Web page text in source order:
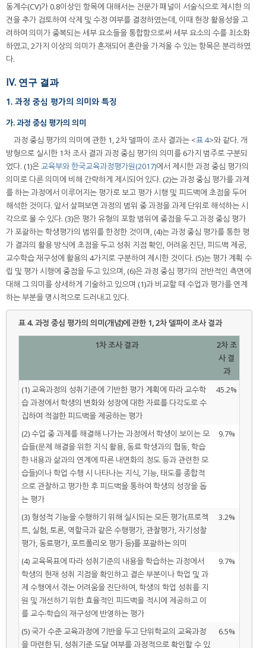
동계수(CV)가 0.8이상인 항목에 대해서는 전문가 패널이 서술식으로 제시한 의
견을 추가 검토하여 삭제 및 수정 여부를 결정하였는데, 이때 현장 활용성을 고
려하여 의미가 중복되는 세부 요소들을 통합함으로써 세부 요소의 수를 최소화
하였고, 2가지 이상의 의미가 혼재되어 혼란을 가져올 수 있는 항목은 분리하였
다.
IV. 연구 결과
1. 과정 중심 평가의 의미와 특징
가. 과정 중심 평가의 의미
과정 중심 평가의 의미에 관한 1, 2차 델파이 조사 결과는 <표 4>와 같다. 개
방형으로 실시한 1차 조사 결과 과정 중심 평가의 의미를 6가지 범주로 구분되
었다. (1)은교육부와 한국교육과정평가원(2017)에서 제시한 과정 중심 평가의
의미로 다른 의미에 비해 간략하게 제시되어 있다. (2)는 과정 중심 평가를 과제
를 하는 과정에서 이루어지는 평가로 보고 평가 시행 및 피드백에 초점을 두어
해석한 것이다. 앞서 살펴보면 과정의 범위 중 과정을 과제 단위로 해석하는 시
각으로 볼 수 있다. (3)은 평가 유형의 포함 범위에 중점을 두고 과정 중심 평가
가 포괄하는 학생평가의 범위를 한정한 것이며, (4)는 과정 중심 평가를 통한 평
가 결과의 활용 방식에 초점을 두고 성취 지점 확인, 어려움 진단, 피드백 제공,
교수학습 재구성에 활용의 4가지로 구분하여 제시한 것이다. (5)는 평가 계획 수
립 및 평가 시행에 중점을 두고 있으며, (6)은 과정 중심 평가의 전반적인 측면에
대해 그 의미를 상세하게 기술하고 있으며 (1)과 비교할 때 수업과 평가를 연계
하는 부분을 명시적으로 드러내고 있다.
표 4.과정 중심 평가의 의미(개념)에 관한 1, 2차 델파이 조사 결과
1차 조사 결과
2차 조
사 결
과
(1) 교육과정의 성취기준에 기반한 평가 계획에 따라 교수학
습 과정에서 학생의 변화와 성장에 대한 자료를 다각도로 수
집하여 적절한 피드백을 제공하는 평가
45.2%
(2) 수업 중 과제를 해결해 나가는 과정에서 학생이 보이는 모
습들(문제 해결을 위한 지식 활용, 동료 학생과의 협동, 학습
한 내용과 삶과의 연계에 따른 내면화의 정도 등과 관련한 모
습들)이나 학업 수행 시 나타나는 지식, 기능, 태도를 종합적
으로 관찰하고 평가한 후 피드백을 통하여 학생의 성장을 돕
는 평가
9.7%
(3) 형성적 기능을 수행하기 위해 실시되는 모든 평가(프로젝
트, 실험, 토론, 역할극과 같은 수행평가, 관찰평가, 자기성찰
평가, 동료평가, 포트폴리오 평가 등)를 포괄하는 의미
3.2%
(4) 교육목표에 따라 성취기준의 내용을 학습하는 과정에서
학생의 현재 성취 지점을 확인하고 결손 부분이나 학업 및 과
제 수행에서 겪는 어려움을 진단하여, 학생의 학업 성취를 지
원 및 개선하기 위한 효율적인 피드백을 적시에 제공하고 이
를 교수‧학습의 재구성에 반영하는 평가
9.7%
(5) 국가 수준 교육과정에 기반을 두고 단위학교의 교육과정
을 마련한 뒤, 성취기준 도달 여부를 과정적으로 확인할 수 있
6.5%